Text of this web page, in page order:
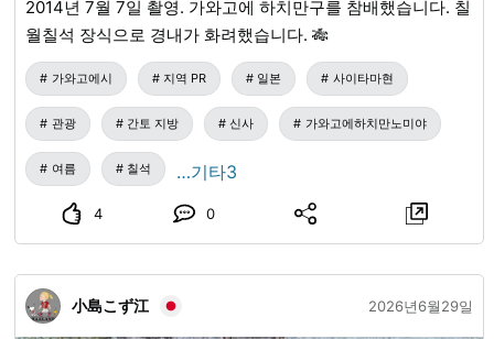
2014년 7월 7일 촬영. 가와고에 하치만구를 참배했습니다. 칠
월칠석 장식으로 경내가 화려했습니다. 🎋
가와고에시 지역 PR 일본 사이타마현
관광 간토 지방 신사 가와고에하치만노미야
여름 칠석 …기타3
4 0
小島こず江 2026년6월29일